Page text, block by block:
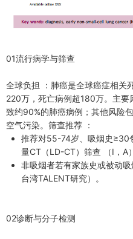
01流行病学与筛查
全球负担 ：肺癌是全球癌症相关
220万，死亡病例超180万。主要
致约90%的肺癌病例；其他风险
空气污染。筛查推荐 ：
推荐对55-74岁、吸烟史≥30
量CT（LD-CT）筛查 （Ⅰ，A
非吸烟者若有家族史或被动
台湾TALENT研究）。
02诊断与分子检测